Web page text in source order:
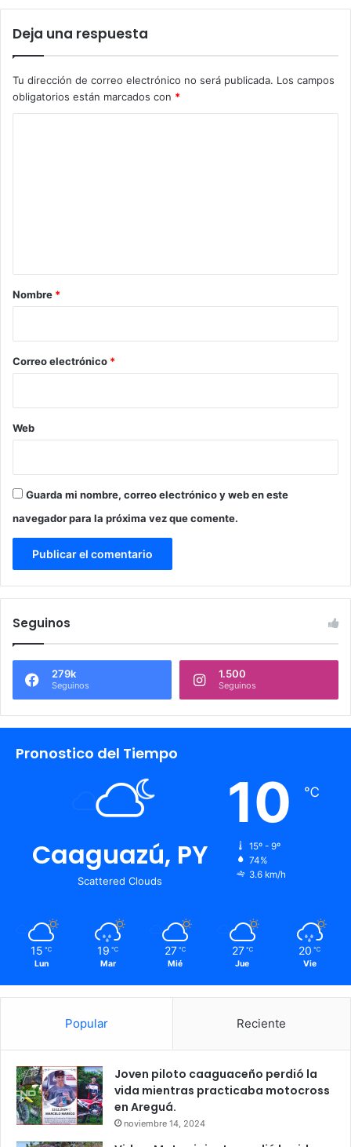
Deja una respuesta
Tu dirección de correo electrónico no será publicada. Los campos
obligatorios están marcados con *
r
*
Nombre *
Correo electrónico *
Web
Guarda mi nombre, correo electrónico y web en este
navegador para la próxima vez que comente.
Seguinos
279k
Seguinos
1.500
Seguinos
Pronostico del Tiempo
Caaguazú, PY
Scattered Clouds
10 ℃
15º - 9º
74%
3.6 km/h
15 ℃
Lun
19 ℃
Mar
27 ℃
Mié
27 ℃
Jue
20 ℃
Vie
Popular Reciente
Joven piloto caaguaceño perdió la
vida mientras practicaba motocross
en Areguá.
noviembre 14, 2024